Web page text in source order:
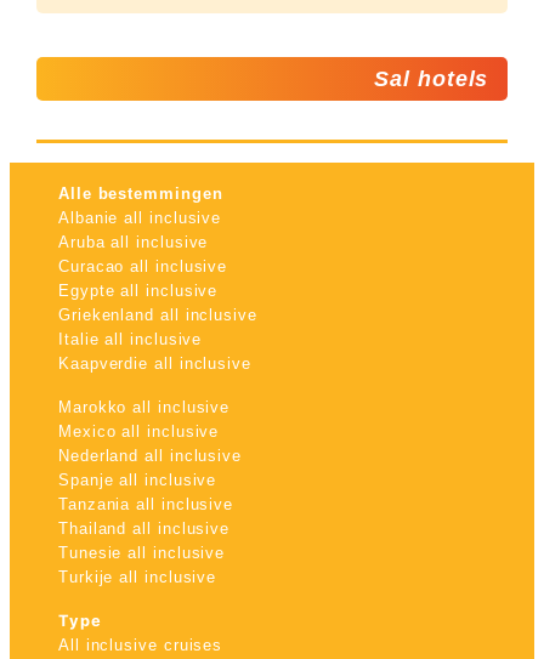
Sal hotels
Alle bestemmingen
Albanie all inclusive
Aruba all inclusive
Curacao all inclusive
Egypte all inclusive
Griekenland all inclusive
Italie all inclusive
Kaapverdie all inclusive
Marokko all inclusive
Mexico all inclusive
Nederland all inclusive
Spanje all inclusive
Tanzania all inclusive
Thailand all inclusive
Tunesie all inclusive
Turkije all inclusive
Type
All inclusive cruises